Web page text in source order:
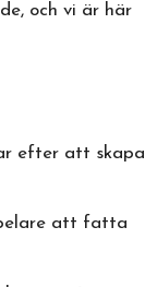
och vi är här
efter att skapa
att fatta